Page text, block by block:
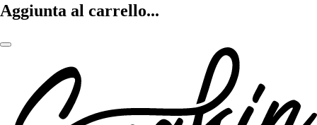
Aggiunta al carrello...